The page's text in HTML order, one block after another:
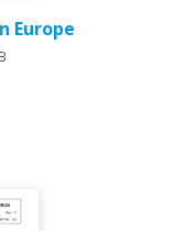
Europe